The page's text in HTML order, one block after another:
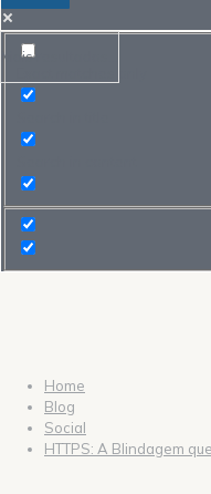
Mais resultados...
Home
Blog
Social
HTTPS: A Blindagem